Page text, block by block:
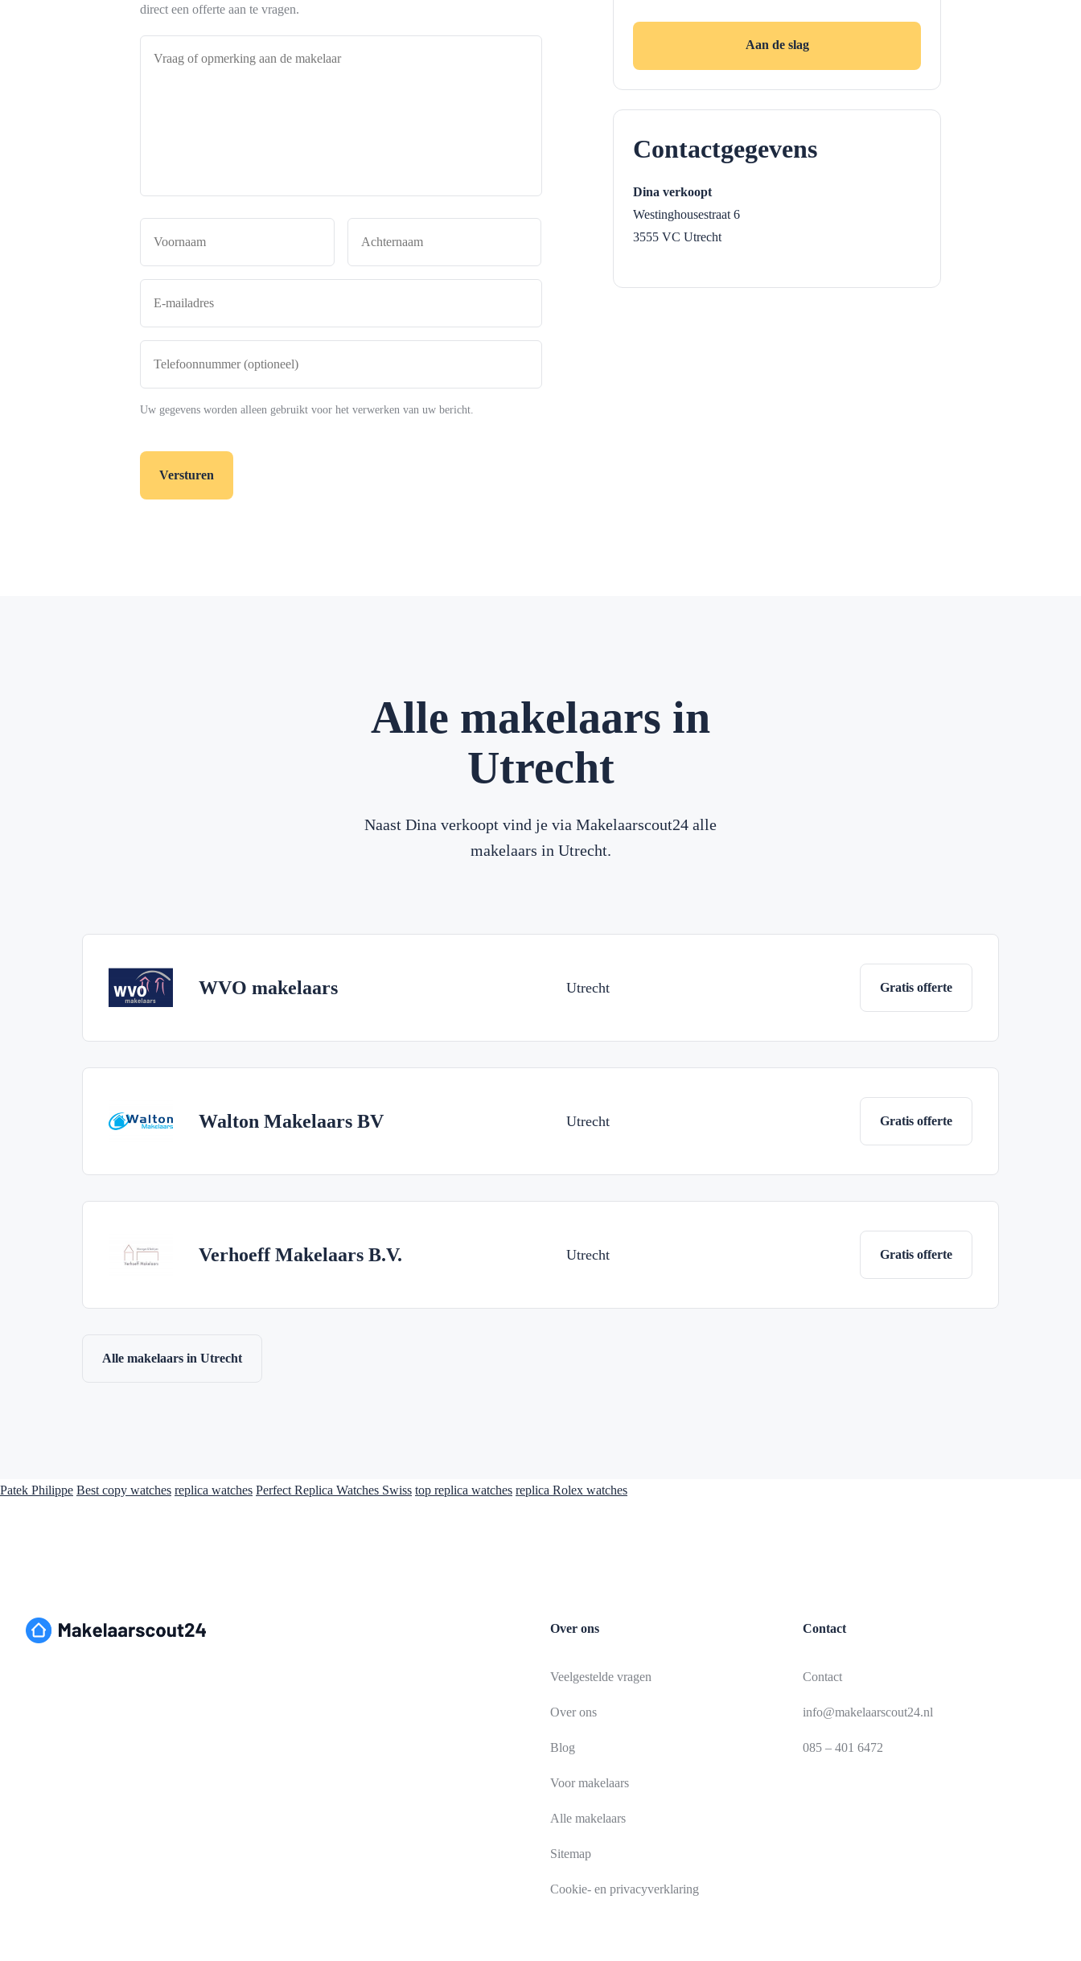
direct een offerte aan te vragen.
Uw gegevens worden alleen gebruikt voor het verwerken van uw bericht.
Aan de slag
Contactgegevens
Dina verkoopt
Westinghousestraat 6
3555 VC Utrecht
Alle makelaars in
Utrecht
Naast Dina verkoopt vind je via Makelaarscout24 alle
makelaars in Utrecht.
WVO makelaars Utrecht Gratis offerte
Walton Makelaars BV Utrecht Gratis offerte
Verhoeff Makelaars B.V. Utrecht Gratis offerte
Alle makelaars in Utrecht
Patek Philippe Best copy watches replica watches Perfect Replica Watches Swiss top replica watches replica Rolex watches
Over ons
Veelgestelde vragen
Over ons
Blog
Voor makelaars
Alle makelaars
Sitemap
Cookie- en privacyverklaring
Contact
Contact
info@makelaarscout24.nl
085 – 401 6472